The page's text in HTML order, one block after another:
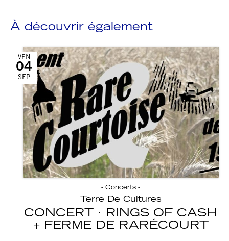
À découvrir également
- Concerts -
Terre De Cultures
CONCERT · RINGS OF CASH
FERME DE RARÉCOURT
VEN
04
SEP